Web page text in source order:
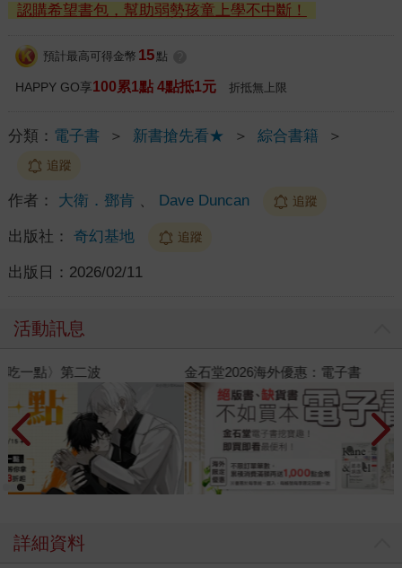
認購希望書包，幫助弱勢孩童上學不中斷！
預計最高可得金幣 15 點
HAPPY GO享100累1點 4點抵1元 折抵無上限
分類： 電子書 ＞ 新書搶先看★ ＞ 綜合書籍 ＞
追蹤
作者： 大衛．鄧肯 Dave Duncan 追蹤
出版社： 奇幻基地 追蹤
出版日： 2026/02/11
活動訊息
金石堂2026海外優惠：電子書
詳細資料